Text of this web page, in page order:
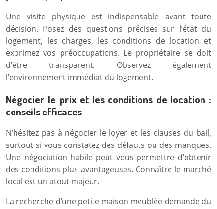
Une visite physique est indispensable avant toute
décision. Posez des questions précises sur l’état du
logement, les charges, les conditions de location et
exprimez vos préoccupations. Le propriétaire se doit
d’être transparent. Observez également
l’environnement immédiat du logement.
Négocier le prix et les conditions de location :
conseils efficaces
N’hésitez pas à négocier le loyer et les clauses du bail,
surtout si vous constatez des défauts ou des manques.
Une négociation habile peut vous permettre d’obtenir
des conditions plus avantageuses. Connaître le marché
local est un atout majeur.
La recherche d’une petite maison meublée demande du